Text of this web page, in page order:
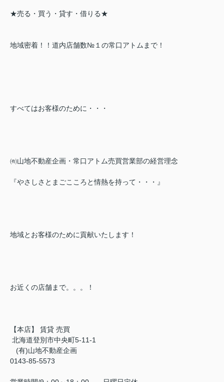
★売る・買う・貸す・借りる★
地域密着！！道内店舗数№１の常口アトムまで！
すべてはお客様のために・・・
㈲山地不動産企画・常口アトム売買営業部の経営理念
『やさしさとまごこころと情熱を持って・・・』
地域とお客様のために貢献いたします！
お近くの店舗まで。。。！
【本店】 賃貸 売買
北海道登別市中央町5-11-1
(有)山地不動産企画
0143-85-5573